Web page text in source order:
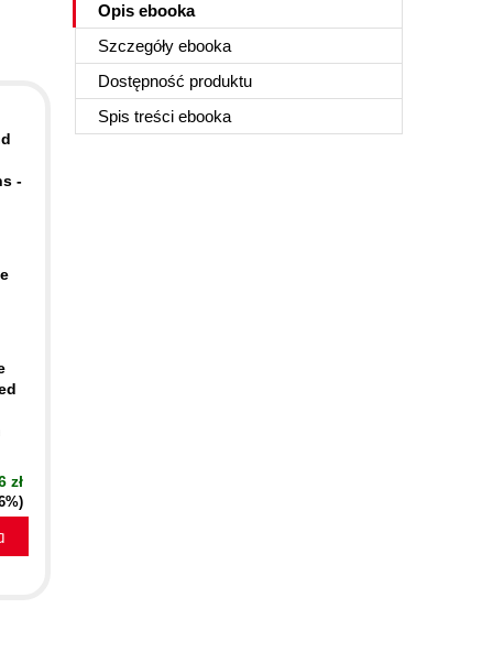
Opis ebooka
Szczegóły ebooka
Dostępność produktu
Spis treści ebooka
-
zł